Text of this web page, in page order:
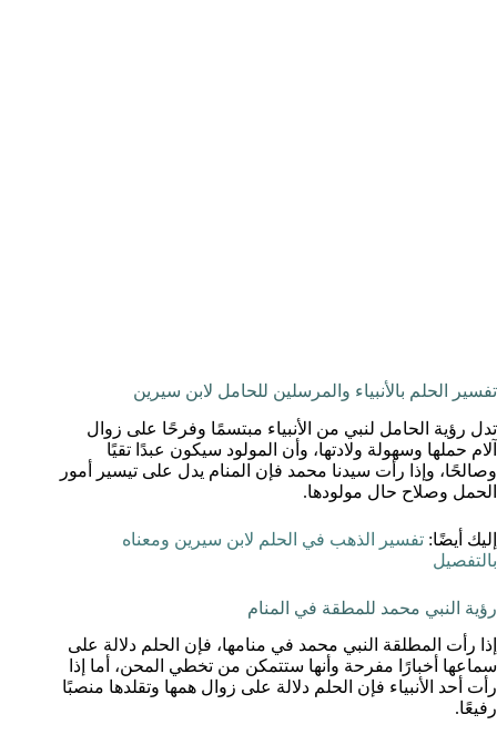
تفسير الحلم بالأنبياء والمرسلين للحامل لابن سيرين
تدل رؤية الحامل لنبي من الأنبياء مبتسمًا وفرحًا على زوال
آلام حملها وسهولة ولادتها، وأن المولود سيكون عبدًا تقيًا
وصالحًا، وإذا رأت سيدنا محمد فإن المنام يدل على تيسير أمور
الحمل وصلاح حال مولودها.
إليك أيضًا: تفسير الذهب في الحلم لابن سيرين ومعناه
بالتفصيل
رؤية النبي محمد للمطقة في المنام
إذا رأت المطلقة النبي محمد في منامها، فإن الحلم دلالة على
سماعها أخبارًا مفرحة وأنها ستتمكن من تخطي المحن، أما إذا
رأت أحد الأنبياء فإن الحلم دلالة على زوال همها وتقلدها منصبًا
رفيعًا.